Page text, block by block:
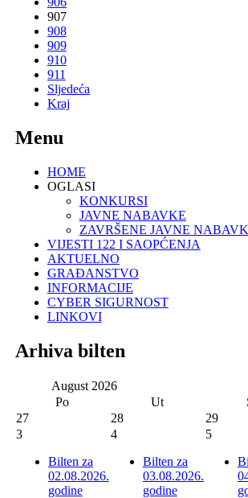
907
908
909
910
911
Sljedeća
Kraj
Menu
HOME
OGLASI
KONKURSI
JAVNE NABAVKE
ZAVRŠENE JAVNE
VIJESTI 122 I SAOPĆENJA
AKTUELNO
GRAĐANSTVO
INFORMACIJE
CYBER SIGURNOST
LINKOVI
Arhiva bilten
August 2026
Po
Ut
27
28 29
3
Bilten za
02.08.2026.
godine
4
Bilten za
03.08.2026.
godine
5